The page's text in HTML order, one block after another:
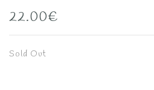
22.00€
Sold Out